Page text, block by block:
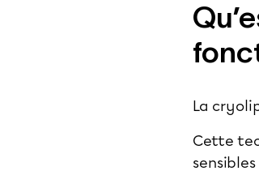
La
Cette